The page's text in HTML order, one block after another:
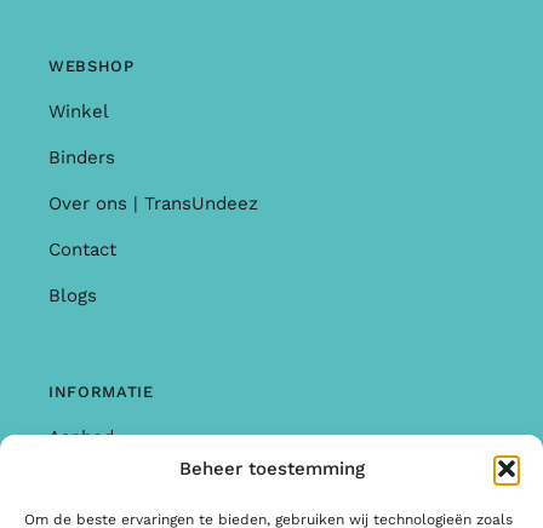
Beheer toestemming
Om de beste ervaringen te bieden, gebruiken wij technologieën zoals
WEBSHOP
Winkel
Binders
Over ons | TransUndeez
Contact
Blogs
INFORMATIE
Aanbod